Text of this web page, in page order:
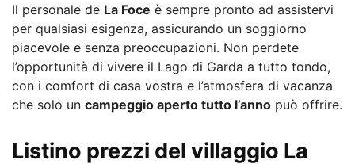
Il personale de La Foce è sempre pronto ad assistervi
per qualsiasi esigenza, assicurando un soggiorno
piacevole e senza preoccupazioni. Non perdete
l’opportunità di vivere il Lago di Garda a tutto tondo,
con i comfort di casa vostra e l’atmosfera di vacanza
che solo un campeggio aperto tutto l’anno può offrire.
Listino prezzi del villaggio La